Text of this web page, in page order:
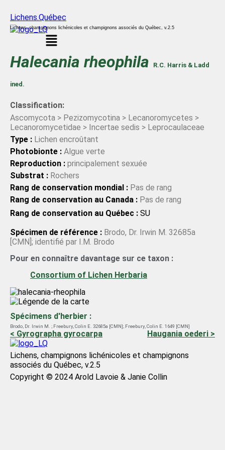
Lichens.Québec
Lichens, champignons lichénicoles et champignons associés du Québec, v.2.5
Menu
Halecania rheophila R.C. Harris & Ladd
ined.
Classification:
Ascomycota > Pezizomycotina > Lecanoromycetes >
Lecanoromycetidae > Incertae sedis > Leprocaulaceae
Type : Lichen encroûtant
Photobionte : Algue verte
Reproduction : principalement sexuée
Substrat : Rochers
Rang de conservation mondial : Pas de rang
Rang de conservation au Canada : Pas de rang
Rang de conservation au Québec : SU
Spécimen de référence : Brodo, Dr. Irwin M. 32685a
[CMN]; identifié par I.M. Brodo
Pour en connaître davantage sur ce taxon :
Consortium of Lichen Herbaria
Spécimens d'herbier :
Brodo, Dr. Irwin M. ; Freebury, Colin E. 32685a [CMN]; Freebury, Colin E. 1649 [CMN]
< Gyrographa gyrocarpa Haugania oederi >
Lichens, champignons lichénicoles et champignons
associés du Québec, v.2.5
Copyright © 2024 Arold Lavoie & Janie Collin